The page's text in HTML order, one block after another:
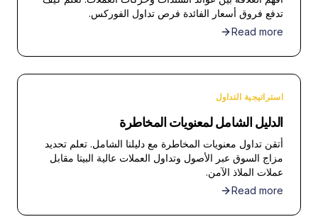
تدفع فروق أسعار الفائدة فرص تداول الفوركس.
Read more
استراتيجية التداول
الدليل الشامل لمعنويات المخاطرة
أتقن تداول معنويات المخاطرة مع دليلنا الشامل. تعلم تحديد
مزاج السوق عبر الأصول وتداول العملات عالية البيتا مقابل
عملات الملاذ الآمن.
Read more